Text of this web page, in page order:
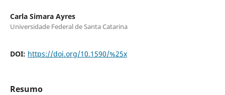
Carla Simara Ayres
Universidade Federal de Santa Catarina
DOI: https://doi.org/10.1590/%25x
Resumo